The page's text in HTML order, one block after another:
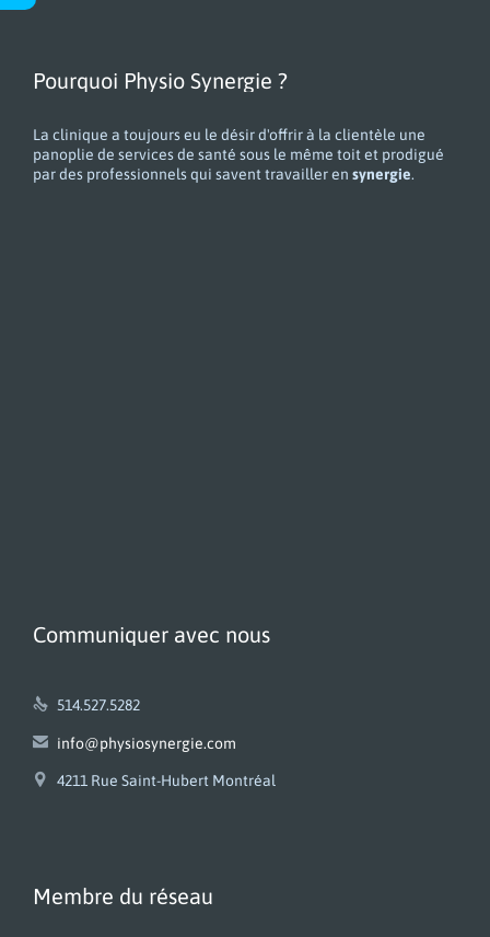
Pourquoi Physio Synergie ?
La clinique a toujours eu le désir d'offrir à la clientèle une
panoplie de services de santé sous le même toit et prodigué
par des professionnels qui savent travailler en synergie.
Communiquer avec nous
 514.527.5282
 info@physiosynergie.com
 4211 Rue Saint-Hubert Montréal
Membre du réseau